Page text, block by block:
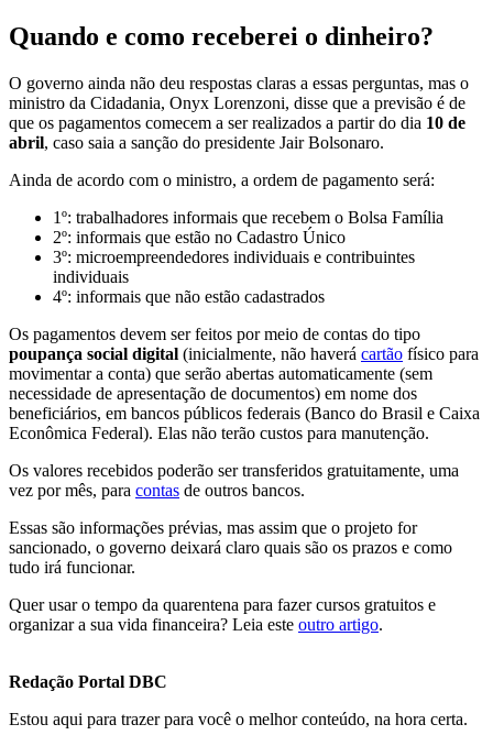
Quando e como receberei o dinheiro?
O governo ainda não deu respostas claras a essas perguntas, mas o
ministro da Cidadania, Onyx Lorenzoni, disse que a previsão é de
que os pagamentos comecem a ser realizados a partir do dia 10 de
abril, caso saia a sanção do presidente Jair Bolsonaro.
Ainda de acordo com o ministro, a ordem de pagamento será:
1º: trabalhadores informais que recebem o Bolsa Família
2º: informais que estão no Cadastro Único
3º: microempreendedores individuais e contribuintes
individuais
4º: informais que não estão cadastrados
Os pagamentos devem ser feitos por meio de contas do tipo
poupança social digital (inicialmente, não haverá cartão físico para
movimentar a conta) que serão abertas automaticamente (sem
necessidade de apresentação de documentos) em nome dos
beneficiários, em bancos públicos federais (Banco do Brasil e Caixa
Econômica Federal). Elas não terão custos para manutenção.
Os valores recebidos poderão ser transferidos gratuitamente, uma
vez por mês, para contas de outros bancos.
Essas são informações prévias, mas assim que o projeto for
sancionado, o governo deixará claro quais são os prazos e como
tudo irá funcionar.
Quer usar o tempo da quarentena para fazer cursos gratuitos e
organizar a sua vida financeira? Leia este outro artigo.
Redação Portal DBC
Estou aqui para trazer para você o melhor conteúdo, na hora certa.